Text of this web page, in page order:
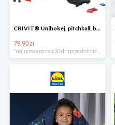
CRIVIT® Unihokej, pitchball, bean bag lub disc golf
79.90 zł